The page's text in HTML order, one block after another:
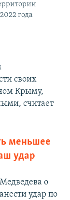
года
своих
Крыму,
считает
меньшее
удар
о
удар по